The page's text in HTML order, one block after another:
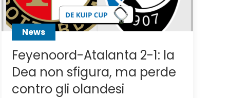
News
Feyenoord-Atalanta 2-1: la
Dea non sfigura, ma perde
contro gli olandesi